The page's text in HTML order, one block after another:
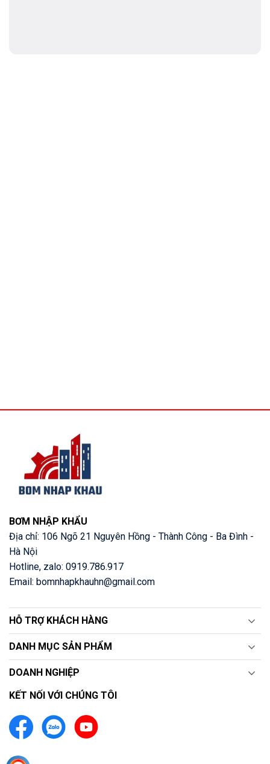
BƠM NHẬP KHẨU
Địa chỉ: 106 Ngõ 21 Nguyên Hồng - Thành Công - Ba Đình -
Hà Nội
Hotline, zalo: 0919.786.917
Email: bomnhapkhauhn@gmail.com
HỖ TRỢ KHÁCH HÀNG
DANH MỤC SẢN PHẨM
DOANH NGHIỆP
KẾT NỐI VỚI CHÚNG TÔI